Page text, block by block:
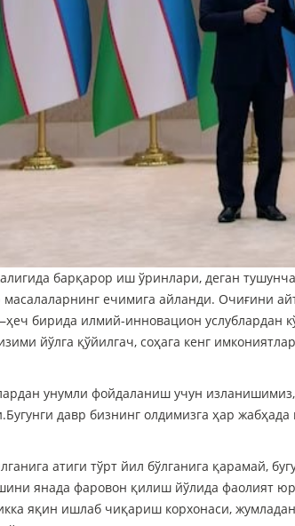
барқарор иш ўринлари, деган
ечимига айланди. Очиғини
бирида илмий-инновацион услублардан
йўлга қўйилгач, соҳага кенг
унумли фойдаланиш учун изланишимиз,
давр бизнинг олдимизга ҳар
атиги тўрт йил бўлганига қарамай,
янада фаровон қилиш йўлида фаолият
яқин ишлаб чиқариш корхонаси,